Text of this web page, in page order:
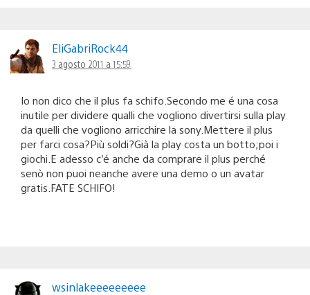
EliGabriRock44
3 agosto 2011 a 15:59
Io non dico che il plus fa schifo.Secondo me é una cosa
inutile per dividere qualli che vogliono divertirsi sulla play
da quelli che vogliono arricchire la sony.Mettere il plus
per farci cosa?Più soldi?Già la play costa un botto;poi i
giochi.E adesso c’é anche da comprare il plus perché
senò non puoi neanche avere una demo o un avatar
gratis.FATE SCHIFO!
wsinlakeeeeeeeee